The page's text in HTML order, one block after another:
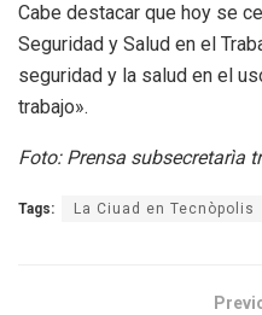
Cabe destacar que hoy se
Seguridad y Salud en el
seguridad y la salud en el
trabajo».
Foto: Prensa subsecretarìa
Tags: La Ciuad en Tecnòpolis